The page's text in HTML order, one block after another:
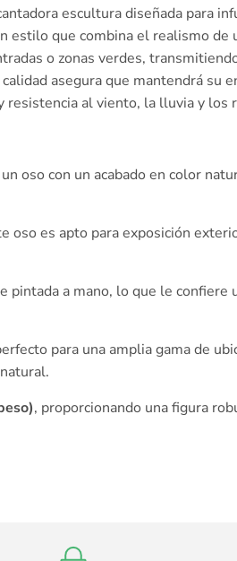
escultura diseñada para
que combina el realismo de
o zonas verdes,
asegura que mantendrá su
resistencia al viento, la lluvia y
oso con un acabado en color
oso es apto para exposición
pintada a mano, lo que le confiere
para una amplia gama de
, proporcionando una figura